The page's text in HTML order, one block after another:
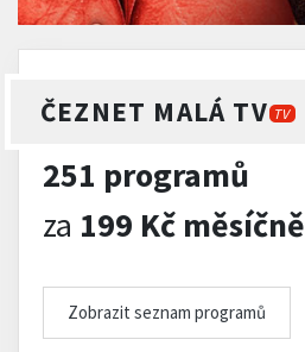
ČEZNET MALÁ TV TV
251 programů
za 199 Kč měsíčně
Zobrazit seznam programů